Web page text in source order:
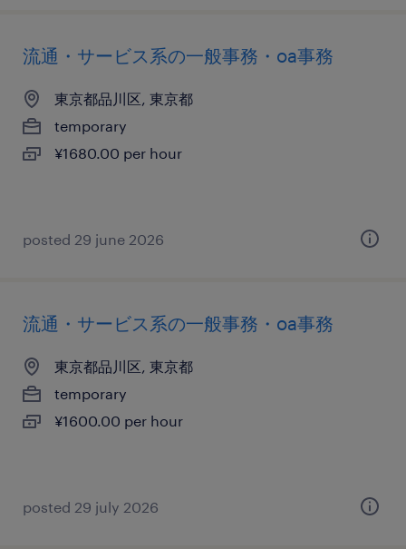
流通・サービス系の一般事務・oa事務
東京都品川区, 東京都
temporary
¥1680.00 per hour
posted 29 june 2026
流通・サービス系の一般事務・oa事務
東京都品川区, 東京都
temporary
¥1600.00 per hour
posted 29 july 2026